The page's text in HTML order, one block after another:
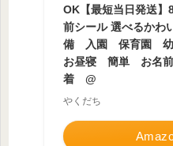
OK【最短当日発送】
前シール 選べるか
備 入園 保育園 幼
お昼寝 簡単 お名
着 @
やくだち